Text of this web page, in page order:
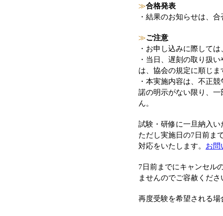
≫合格発表
・結果のお知らせは、
≫ご注意
・お申し込みに際して
・当日、遅刻の取り扱
は、協会の規定に順じ
・本実施内容は、不正
諾の明示がない限り、
ん。
試験・研修に一旦納入
ただし実施日の7日前ま
対応をいたします。 お問
7日前までにキャンセル
ませんのでご容赦くださ
再度受験を希望される